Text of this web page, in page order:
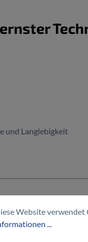
und Langlebigkeit
Website verwendet
...